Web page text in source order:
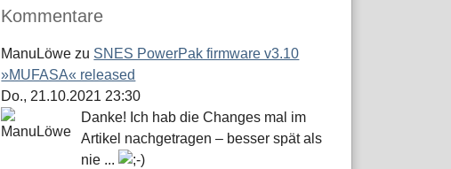
Kommentare
ManuLöwe zu SNES PowerPak firmware v3.10
»MUFASA« released
Do., 21.10.2021 23:30
Danke! Ich hab die Changes mal im
Artikel nachgetragen – besser spät als
nie ...